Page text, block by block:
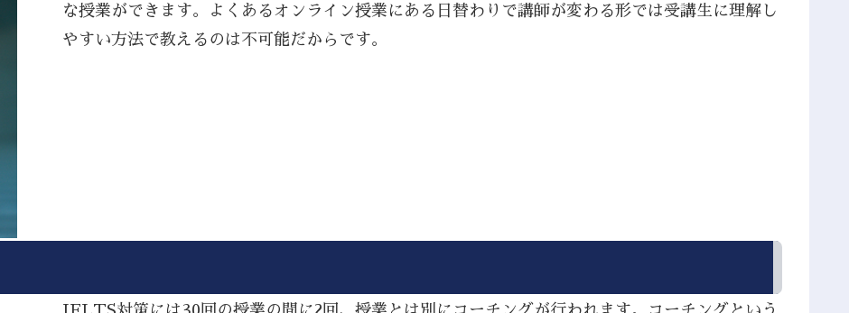
な授業ができます。よくあるオンライン授業にある日替わりで講師が変わる形では受講生に理解し
やすい方法で教えるのは不可能だからです。